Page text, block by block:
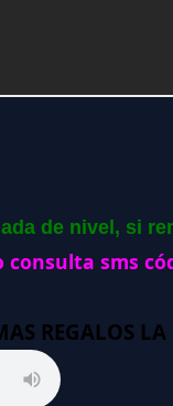
de nivel, si
consulta sms
REGALOS